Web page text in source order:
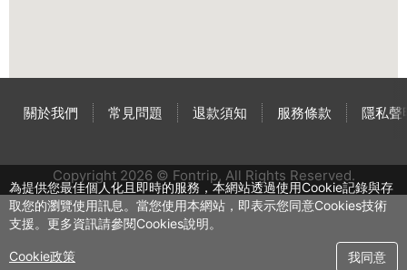
關於我們 常見問題 退款須知 服務條款 隱私聲
Copyright 2026 © Fontrip, All Rights Reserved.
為提供您最佳個人化且即時的服務，本網站透過使用Cookie記錄與存
取您的瀏覽使用訊息。當您使用本網站，即表示您同意Cookies技術
支援。更多資訊請參閱Cookies說明。
我同意
Cookie政策